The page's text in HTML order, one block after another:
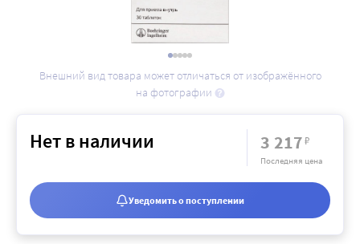
Внешний вид товара может отличаться от изображённого
на фотографии
Нет в наличии 3 217₽
Последняя цена
Уведомить о поступлении